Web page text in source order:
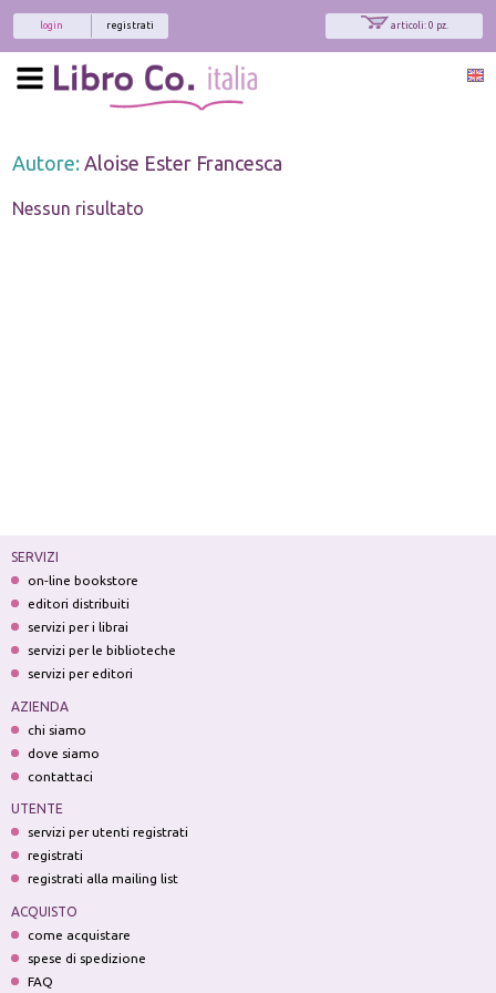
articoli: 0 pz.
registrati
login
Autore: Aloise Ester Francesca
Nessun risultato
SERVIZI
on-line bookstore
editori distribuiti
servizi per i librai
servizi per le biblioteche
servizi per editori
AZIENDA
chi siamo
dove siamo
contattaci
UTENTE
servizi per utenti registrati
registrati
registrati alla mailing list
ACQUISTO
come acquistare
spese di spedizione
FAQ